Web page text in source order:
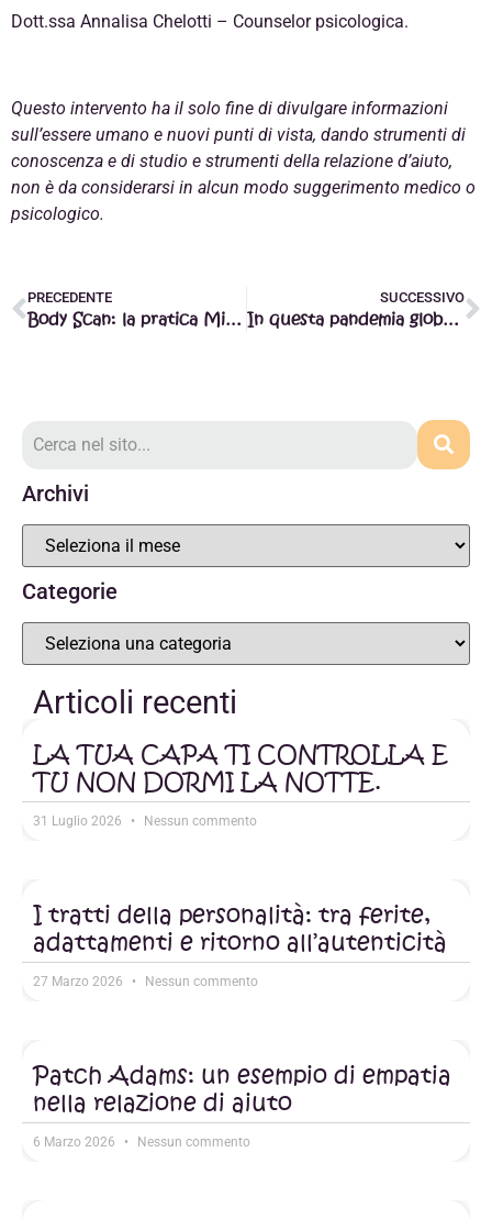
Dott.ssa Annalisa Chelotti – Counselor psicologica.
Questo intervento ha il solo fine di divulgare informazioni
sull’essere umano e nuovi punti di vista, dando strumenti di
conoscenza e di studio e strumenti della relazione d’aiuto,
non è da considerarsi in alcun modo suggerimento medico o
psicologico.
PRECEDENTE
Body Scan: la pratica Mindfulness che ti riporta a casa
SUCCESSIVO
In questa pandemia globale del 2020, tu a quale realtà hai deciso di credere?
Archivi
Categorie
Articoli recenti
LA TUA CAPA TI CONTROLLA E
TU NON DORMI LA NOTTE.
31 Luglio 2026 Nessun commento
I tratti della personalità: tra ferite,
adattamenti e ritorno all’autenticità
27 Marzo 2026 Nessun commento
Patch Adams: un esempio di empatia
nella relazione di aiuto
6 Marzo 2026 Nessun commento